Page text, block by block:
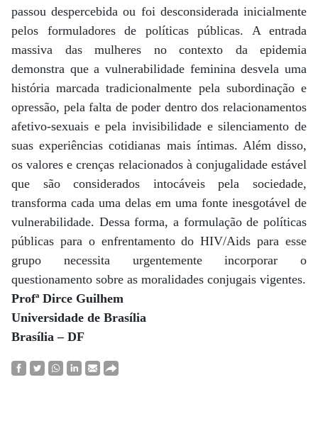
passou despercebida ou foi desconsiderada inicialmente
pelos formuladores de políticas públicas. A entrada
massiva das mulheres no contexto da epidemia
demonstra que a vulnerabilidade feminina desvela uma
história marcada tradicionalmente pela subordinação e
opressão, pela falta de poder dentro dos relacionamentos
afetivo-sexuais e pela invisibilidade e silenciamento de
suas experiências cotidianas mais íntimas. Além disso,
os valores e crenças relacionados à conjugalidade estável
que são considerados intocáveis pela sociedade,
transforma cada uma delas em uma fonte inesgotável de
vulnerabilidade. Dessa forma, a formulação de políticas
públicas para o enfrentamento do HIV/Aids para esse
grupo necessita urgentemente incorporar o
questionamento sobre as moralidades conjugais vigentes.
Profª Dirce Guilhem
Universidade de Brasília
Brasília – DF